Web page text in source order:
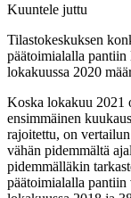
Kuuntele juttu
Tilastokeskuksen
päätoimialalla
lokakuussa 2020
Koska lokakuu 2021
ensimmäinen
rajoitettu, on
vähän pidemmältä
pidemmälläkin
päätoimialalla